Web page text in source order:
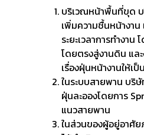
บริเวณหน้าพื้นที่ขุด บ
เพิ่มความชื้นหน้างา
ระยะเวลาการทำงา
โดยตรงสู่งานดิน แล
เรื่องฝุ่นหน้างานให้เ
ในระบบสายพาน บริ
ฝุ่นละอองโดยการ
แนวสายพาน
ในส่วนของผู้อยู่อาศั